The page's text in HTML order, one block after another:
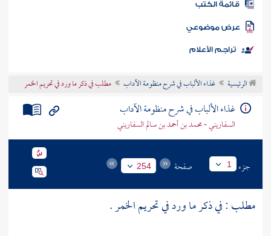
المكتبة
الكتب
موضوعي
تراجم الأعلام
الرئيسية غذاء الألباب في شرح منظومة الآداب مطلب في ذكر ما ورد في تحريم الخمر
غذاء الألباب في شرح منظومة الآداب
السفاريني - محمد بن أحمد بن سالم السفاريني
جزء 1 صفحة 254
مطلب : في ذكر ما ورد في تحريم الخمر .